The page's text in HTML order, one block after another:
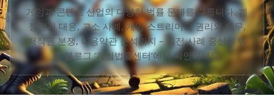
게임과 콘텐츠 산업의 다양한 법률 문제를 다룹니다. 계
정정지 대응, 고소 사례, 게임 스트리머의 권리와 의무,
저작권 분쟁, 이용약관 분석까지 – 실전 사례 중심의 법